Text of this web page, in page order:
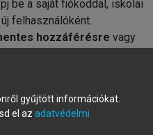
be a saját fiókoddal, iskolai
felhasználóként.
hozzáférésre vagy
létre új fiókot.
automatikusan
gyűjtött információkat.
el az adatvédelmi